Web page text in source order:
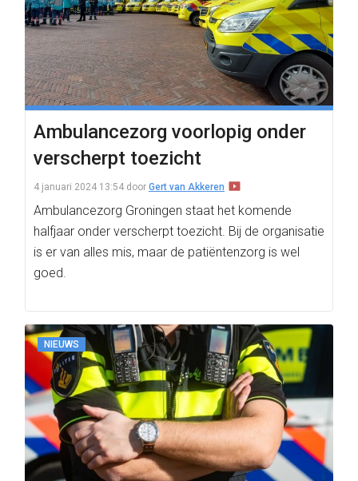
Ambulancezorg voorlopig onder
verscherpt toezicht
4 januari 2024 13:54 door Gert van Akkeren
Ambulancezorg Groningen staat het komende
halfjaar onder verscherpt toezicht. Bij de organisatie
is er van alles mis, maar de patiëntenzorg is wel
goed.
NIEUWS